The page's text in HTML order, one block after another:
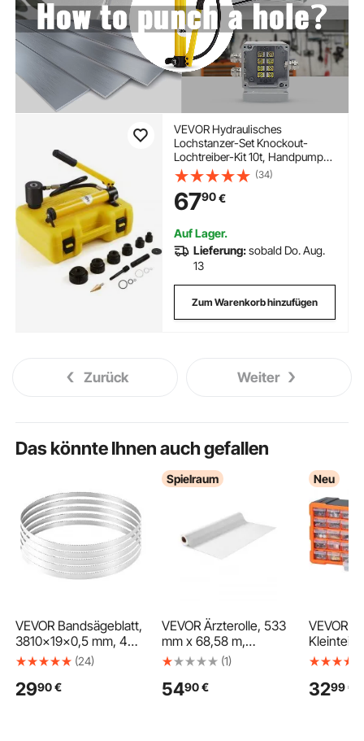
VEVOR Hydraulisches
Lochstanzer-Set Knockout-
Lochtreiber-Kit 10t, Handpumpe
Stahl Lochwerkzeug mit 6
Stanzformen Stanzen 12,7, 19,05,
25,4, 31,75, 38,1, 50,8mm,
Zylinder Lochstanze
Hydraulikpumpe
(34)
6790€
Auf Lager.
Lieferung:sobald Do. Aug.
13
Zum Warenkorb hinzufügen
Zurück Weiter
Das könnte Ihnen auch gefallen
VEVOR Bandsägeblatt,
3810x19x0,5 mm, 4
ZpZ, mit 18 HRC
Zähnen, SK5
(24)
2990€
Spielraum
VEVOR Ärzterolle, 533
mm x 68,58 m,
Medirolle (12er-Pack),
Liegenabdeckung,
(1)
5490 €
Neu
VEVOR
40
3299€